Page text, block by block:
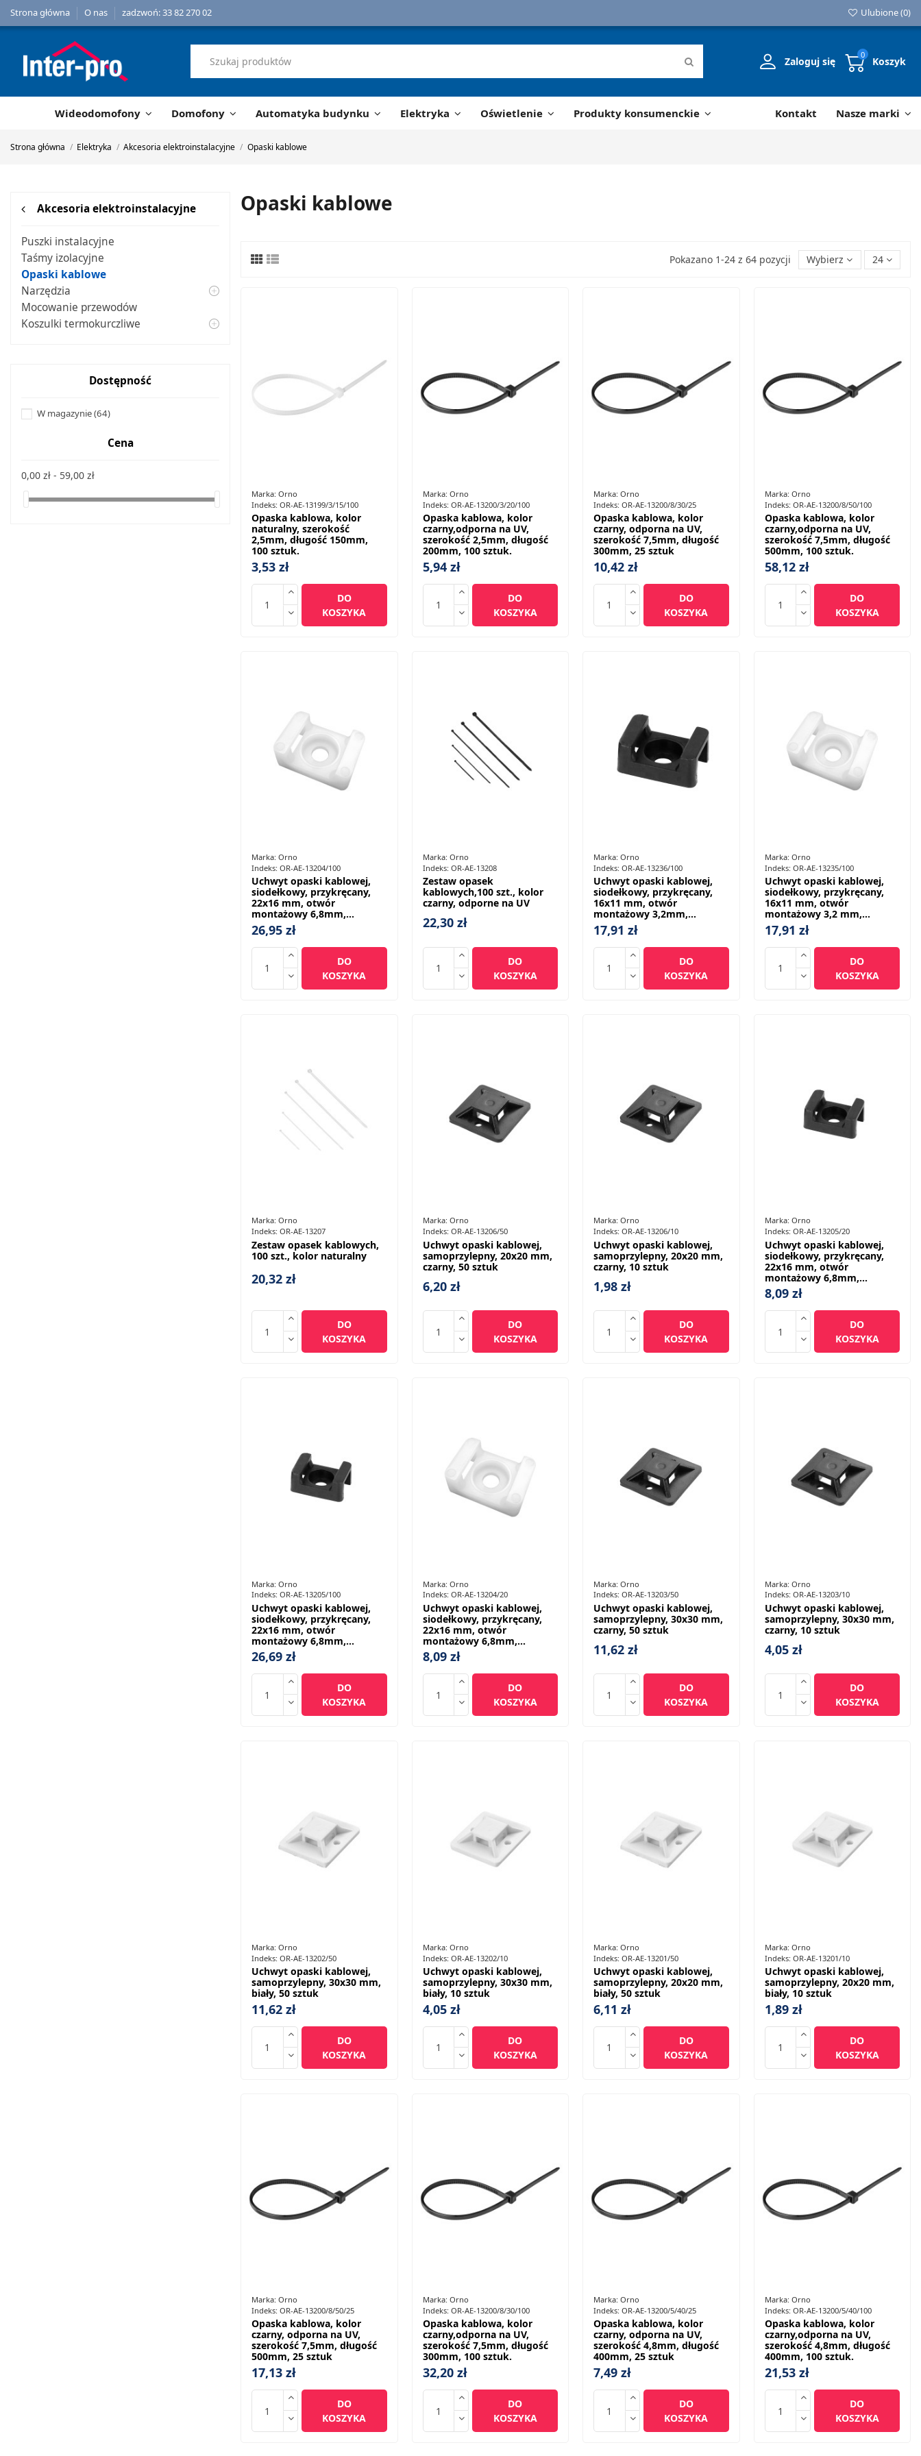
Strona główna O nas zadzwoń: 33 82 270 02 Ulubione (0)
Zaloguj się
0
Koszyk
Wideodomofony Domofony Automatyka budynku Elektryka Oświetlenie Produkty konsumenckie Nasze marki
Kontakt
Strona główna Elektryka Akcesoria elektroinstalacyjne Opaski kablowe
Opaski kablowe
Pokazano 1-24 z 64 pozycji Wybierz 24
Marka: Orno
Indeks: OR-AE-13199/3/15/100
Opaska kablowa, kolor
naturalny, szerokość
2,5mm, długość 150mm,
100 sztuk.
3,53 zł
DO
KOSZYKA
Marka: Orno
Indeks: OR-AE-13200/3/20/100
Opaska kablowa, kolor
czarny,odporna na UV,
szerokość 2,5mm, długość
200mm, 100 sztuk.
5,94 zł
DO
KOSZYKA
Marka: Orno
Indeks: OR-AE-13200/8/30/25
Opaska kablowa, kolor
czarny, odporna na UV,
szerokość 7,5mm, długość
300mm, 25 sztuk
10,42 zł
DO
KOSZYKA
Marka: Orno
Indeks: OR-AE-13200/8/50/100
Opaska kablowa, kolor
czarny,odporna na UV,
szerokość 7,5mm, długość
500mm, 100 sztuk.
58,12 zł
DO
KOSZYKA
Marka: Orno
Indeks: OR-AE-13204/100
Uchwyt opaski kablowej,
siodełkowy, przykręcany,
22x16 mm, otwór
montażowy 6,8mm,...
26,95 zł
DO
KOSZYKA
Marka: Orno
Indeks: OR-AE-13208
Zestaw opasek
kablowych,100 szt., kolor
czarny, odporne na UV
22,30 zł
DO
KOSZYKA
Marka: Orno
Indeks: OR-AE-13236/100
Uchwyt opaski kablowej,
siodełkowy, przykręcany,
16x11 mm, otwór
montażowy 3,2mm,...
17,91 zł
DO
KOSZYKA
Marka: Orno
Indeks: OR-AE-13235/100
Uchwyt opaski kablowej,
siodełkowy, przykręcany,
16x11 mm, otwór
montażowy 3,2 mm,...
17,91 zł
DO
KOSZYKA
Marka: Orno
Indeks: OR-AE-13207
Zestaw opasek kablowych,
100 szt., kolor naturalny
20,32 zł
DO
KOSZYKA
Marka: Orno
Indeks: OR-AE-13206/50
Uchwyt opaski kablowej,
samoprzylepny, 20x20 mm,
czarny, 50 sztuk
6,20 zł
DO
KOSZYKA
Marka: Orno
Indeks: OR-AE-13206/10
Uchwyt opaski kablowej,
samoprzylepny, 20x20 mm,
czarny, 10 sztuk
1,98 zł
DO
KOSZYKA
Marka: Orno
Indeks: OR-AE-13205/20
Uchwyt opaski kablowej,
siodełkowy, przykręcany,
22x16 mm, otwór
montażowy 6,8mm,...
8,09 zł
DO
KOSZYKA
Marka: Orno
Indeks: OR-AE-13205/100
Uchwyt opaski kablowej,
siodełkowy, przykręcany,
22x16 mm, otwór
montażowy 6,8mm,...
26,69 zł
DO
KOSZYKA
Marka: Orno
Indeks: OR-AE-13204/20
Uchwyt opaski kablowej,
siodełkowy, przykręcany,
22x16 mm, otwór
montażowy 6,8mm,...
8,09 zł
DO
KOSZYKA
Marka: Orno
Indeks: OR-AE-13203/50
Uchwyt opaski kablowej,
samoprzylepny, 30x30 mm,
czarny, 50 sztuk
11,62 zł
DO
KOSZYKA
Marka: Orno
Indeks: OR-AE-13203/10
Uchwyt opaski kablowej,
samoprzylepny, 30x30 mm,
czarny, 10 sztuk
4,05 zł
DO
KOSZYKA
Marka: Orno
Indeks: OR-AE-13202/50
Uchwyt opaski kablowej,
samoprzylepny, 30x30 mm,
biały, 50 sztuk
11,62 zł
DO
KOSZYKA
Marka: Orno
Indeks: OR-AE-13202/10
Uchwyt opaski kablowej,
samoprzylepny, 30x30 mm,
biały, 10 sztuk
4,05 zł
DO
KOSZYKA
Marka: Orno
Indeks: OR-AE-13201/50
Uchwyt opaski kablowej,
samoprzylepny, 20x20 mm,
biały, 50 sztuk
6,11 zł
DO
KOSZYKA
Marka: Orno
Indeks: OR-AE-13201/10
Uchwyt opaski kablowej,
samoprzylepny, 20x20 mm,
biały, 10 sztuk
1,89 zł
DO
KOSZYKA
Marka: Orno
Indeks: OR-AE-13200/8/50/25
Opaska kablowa, kolor
czarny, odporna na UV,
szerokość 7,5mm, długość
500mm, 25 sztuk
17,13 zł
DO
KOSZYKA
Marka: Orno
Indeks: OR-AE-13200/8/30/100
Opaska kablowa, kolor
czarny,odporna na UV,
szerokość 7,5mm, długość
300mm, 100 sztuk.
32,20 zł
DO
KOSZYKA
Marka: Orno
Indeks: OR-AE-13200/5/40/25
Opaska kablowa, kolor
czarny, odporna na UV,
szerokość 4,8mm, długość
400mm, 25 sztuk
7,49 zł
DO
KOSZYKA
Marka: Orno
Indeks: OR-AE-13200/5/40/100
Opaska kablowa, kolor
czarny,odporna na UV,
szerokość 4,8mm, długość
400mm, 100 sztuk.
21,53 zł
DO
KOSZYKA
Akcesoria elektroinstalacyjne
Puszki instalacyjne
Taśmy izolacyjne
Opaski kablowe
Narzędzia
Mocowanie przewodów
Koszulki termokurczliwe
Dostępność
W magazynie(64)
Cena
0,00 zł - 59,00 zł